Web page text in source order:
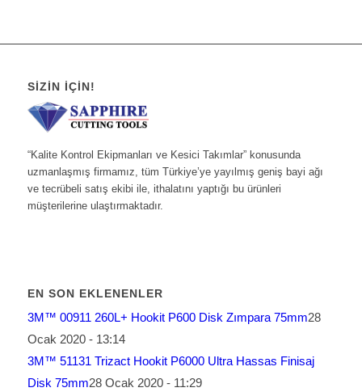
SIZIN İÇIN!
“Kalite Kontrol Ekipmanları ve Kesici Takımlar” konusunda
uzmanlaşmış firmamız, tüm Türkiye’ye yayılmış geniş bayi ağı
ve tecrübeli satış ekibi ile, ithalatını yaptığı bu ürünleri
müşterilerine ulaştırmaktadır.
EN SON EKLENENLER
3M™ 00911 260L+ Hookit P600 Disk Zımpara 75mm28
Ocak 2020 - 13:14
3M™ 51131 Trizact Hookit P6000 Ultra Hassas Finisaj
Disk 75mm28 Ocak 2020 - 11:29